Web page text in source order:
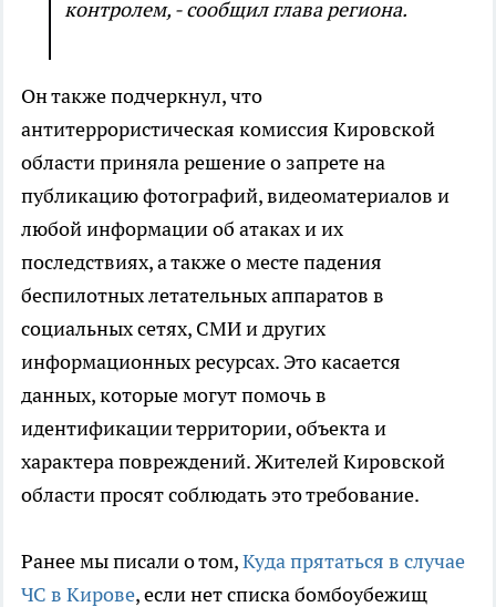
контролем, - сообщил глава региона.
Он также подчеркнул, что
антитеррористическая комиссия Кировской
области приняла решение о запрете на
публикацию фотографий, видеоматериалов и
любой информации об атаках и их
последствиях, а также о месте падения
беспилотных летательных аппаратов в
социальных сетях, СМИ и других
информационных ресурсах. Это касается
данных, которые могут помочь в
идентификации территории, объекта и
характера повреждений. Жителей Кировской
области просят соблюдать это требование.
Ранее мы писали о том,Куда прятаться в случае
ЧС в Кирове, если нет списка бомбоубежищ